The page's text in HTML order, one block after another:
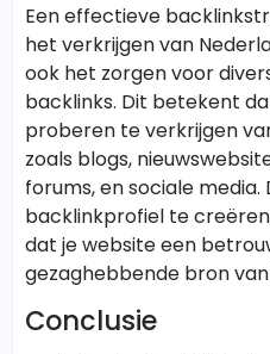
Een effectieve
het verkrijgen van
ook het zorgen voor
backlinks. Dit betekent
proberen te verkrijgen
zoals blogs,
forums, en sociale
backlinkprofiel te
dat je website een
gezaghebbende bron
Conclusie